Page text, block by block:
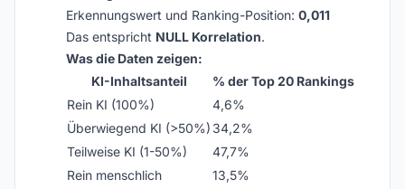
Erkennungswert und Ranking-Position: 0,011
Das entspricht NULL Korrelation.
Was die Daten zeigen:
KI-Inhaltsanteil
% der Top 20 Rankings
Rein KI (100%)
4,6%
Überwiegend KI (>50%) 34,2%
Teilweise KI (1-50%)
47,7%
Rein menschlich
13,5%